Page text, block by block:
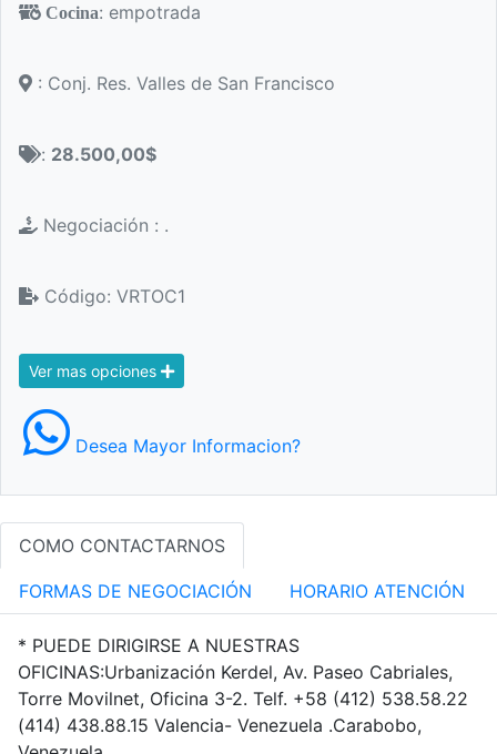
Cocina: empotrada
: Conj. Res. Valles de San Francisco
: 28.500,00$
Negociación : .
Código: VRTOC1
Ver mas opciones
Desea Mayor Informacion?
COMO CONTACTARNOS
FORMAS DE NEGOCIACIÓN HORARIO ATENCIÓN
* PUEDE DIRIGIRSE A NUESTRAS
OFICINAS:Urbanización Kerdel, Av. Paseo Cabriales,
Torre Movilnet, Oficina 3-2. Telf. +58 (412) 538.58.22
(414) 438.88.15 Valencia- Venezuela .Carabobo,